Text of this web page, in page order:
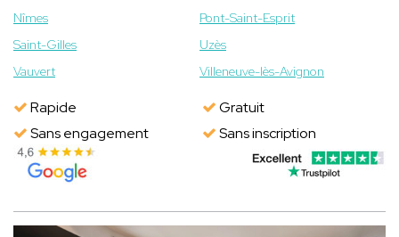
Nîmes
Pont-Saint-Esprit
Saint-Gilles
Uzès
Vauvert
Villeneuve-lès-Avignon
Rapide
Gratuit
Sans engagement
Sans inscription